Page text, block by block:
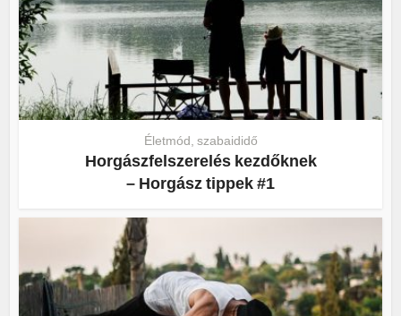
Életmód, szabaididő
Horgászfelszerelés kezdőknek
– Horgász tippek #1